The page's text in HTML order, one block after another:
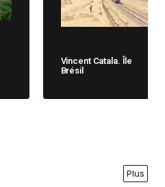
Vincent Catala. Île
Brésil
Plus